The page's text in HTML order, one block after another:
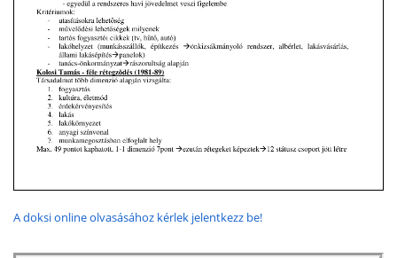
A doksi online olvasásához kérlek jelentkezz be!